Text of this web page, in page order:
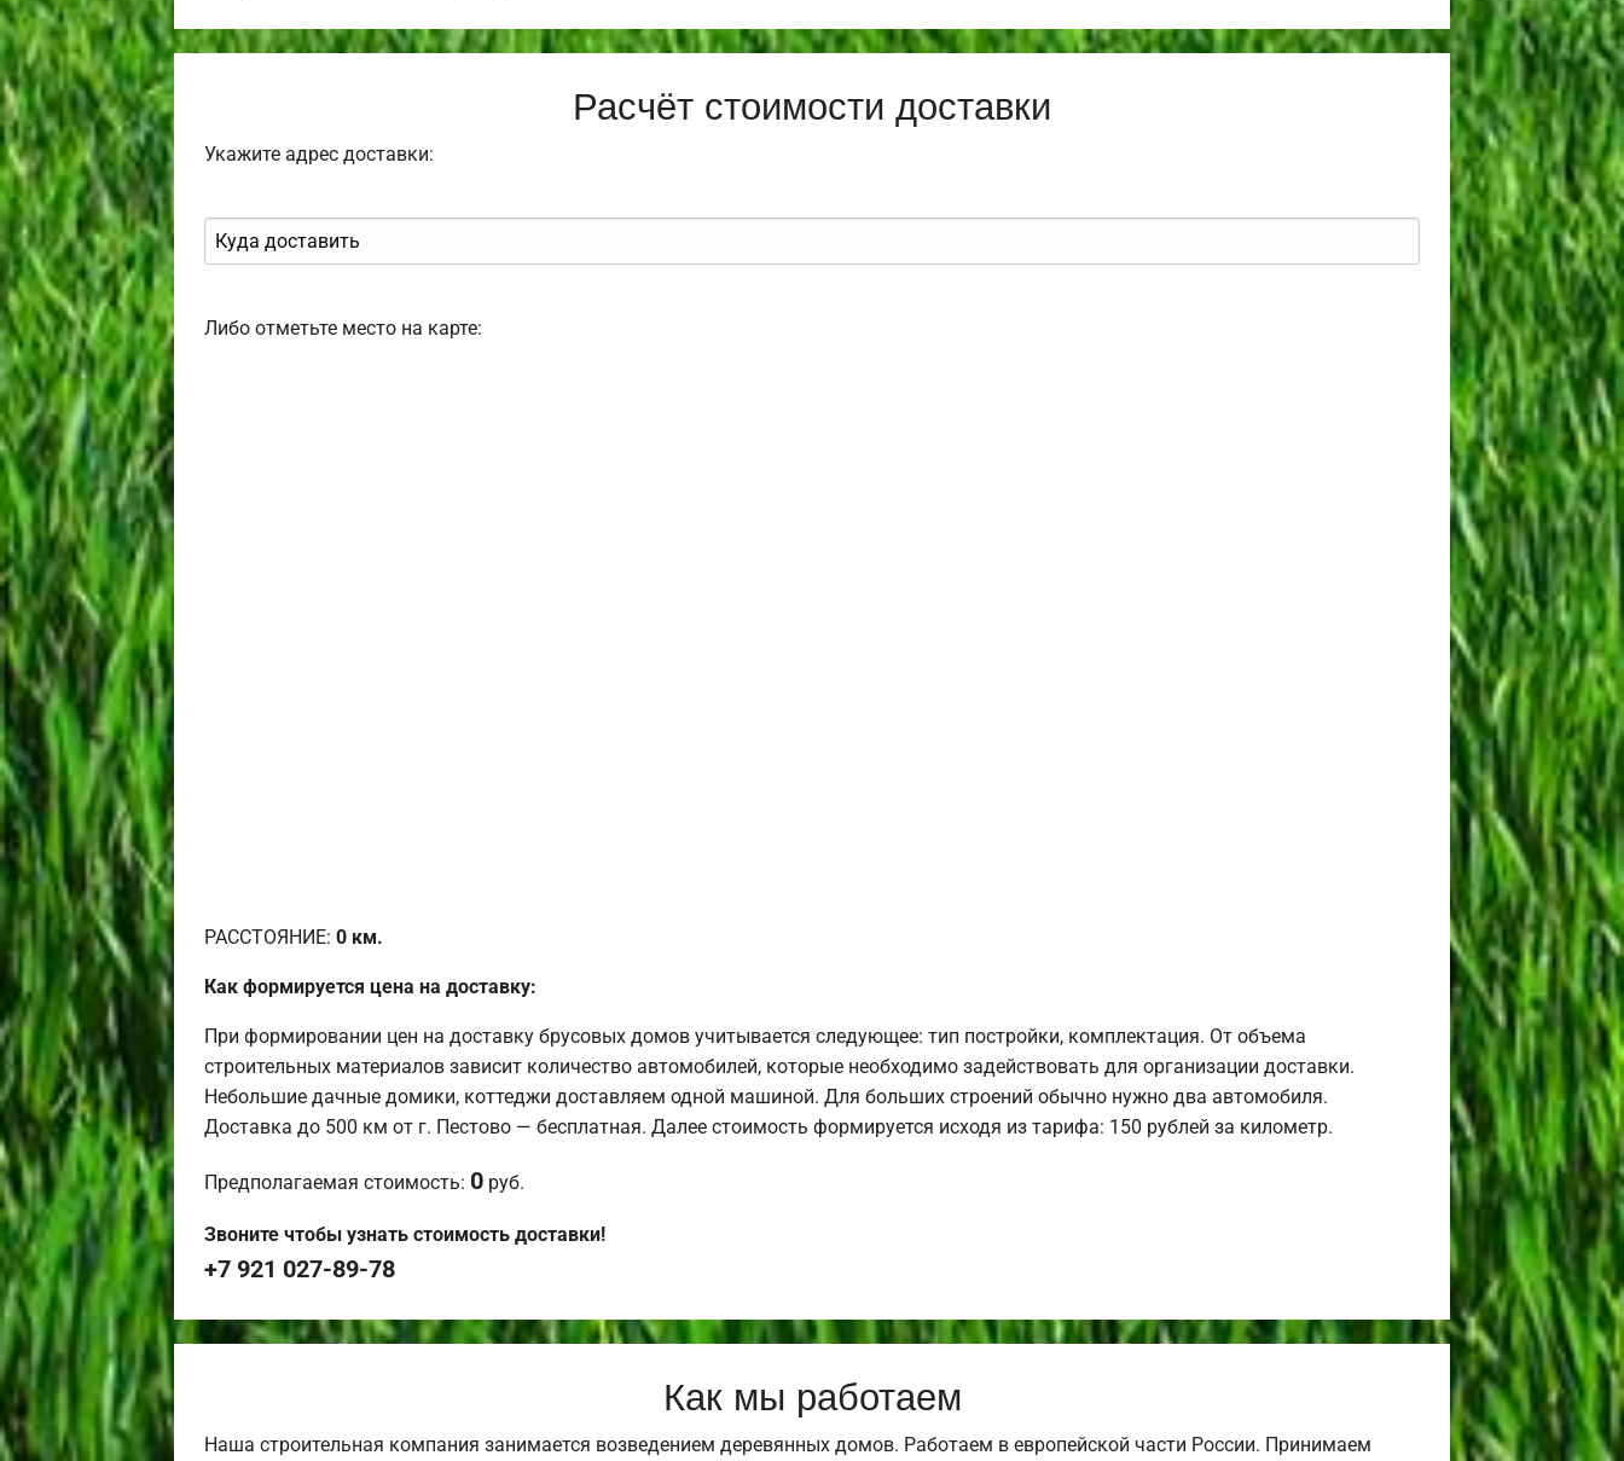
Расчёт стоимости доставки
Укажите адрес доставки:
Либо отметьте место на карте:
РАССТОЯНИЕ: 0 км.
Как формируется цена на доставку:
При формировании цен на доставку брусовых домов учитывается следующее: тип постройки, комплектация. От объема
строительных материалов зависит количество автомобилей, которые необходимо задействовать для организации доставки.
Небольшие дачные домики, коттеджи доставляем одной машиной. Для больших строений обычно нужно два автомобиля.
Доставка до 500 км от г. Пестово — бесплатная. Далее стоимость формируется исходя из тарифа: 150 рублей за километр.
Предполагаемая стоимость: 0 руб.
Звоните чтобы узнать стоимость доставки!
+7 921 027-89-78
Как мы работаем
Наша строительная компания занимается возведением деревянных домов. Работаем в европейской части России. Принимаем